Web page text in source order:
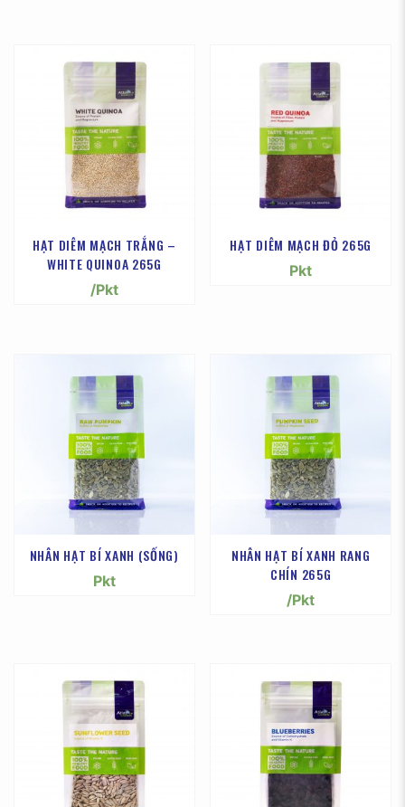
HẠT DIÊM MẠCH TRẮNG –
WHITE QUINOA 265G
/Pkt
HẠT DIÊM MẠCH ĐỎ 265G
Pkt
NHÂN HẠT BÍ XANH (SỐNG)
Pkt
NHÂN HẠT BÍ XANH RANG
CHÍN 265G
/Pkt